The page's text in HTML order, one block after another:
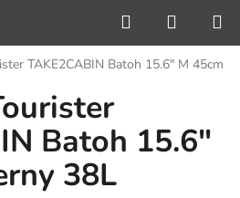
Hľadať
KOŠÍK
TAKE2CABIN Batoh 15.6" M 45cm
Batoh 15.6"
38L